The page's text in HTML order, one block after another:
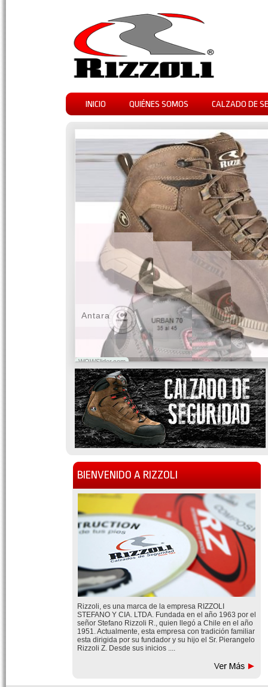
INICIO QUIÉNES SOMOS CALZADO DE
WOWSlider.com
Antara
BIENVENIDO A RIZZOLI
Rizzoli, es una marca de la empresa RIZZOLI
STEFANO Y CIA. LTDA. Fundada en el año 1963 por el
señor Stefano Rizzoli R., quien llegó a Chile en el año
1951. Actualmente, esta empresa con tradición familiar
esta dirigida por su fundador y su hijo el Sr. Pierangelo
Rizzoli Z. Desde sus inicios ....